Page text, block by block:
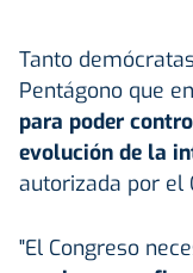
Tanto
Pentágono que
para poder
evolución de la
autorizada por el
"El Congreso